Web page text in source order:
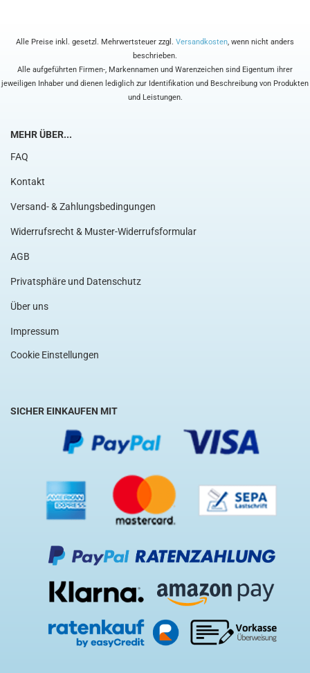
Alle Preise inkl. gesetzl. Mehrwertsteuer zzgl. Versandkosten, wenn nicht anders
beschrieben.
Alle aufgeführten Firmen-, Markennamen und Warenzeichen sind Eigentum ihrer
jeweiligen Inhaber und dienen lediglich zur Identifikation und Beschreibung von Produkten
und Leistungen.
MEHR ÜBER...
FAQ
Kontakt
Versand- & Zahlungsbedingungen
Widerrufsrecht & Muster-Widerrufsformular
AGB
Privatsphäre und Datenschutz
Über uns
Impressum
Cookie Einstellungen
SICHER EINKAUFEN MIT